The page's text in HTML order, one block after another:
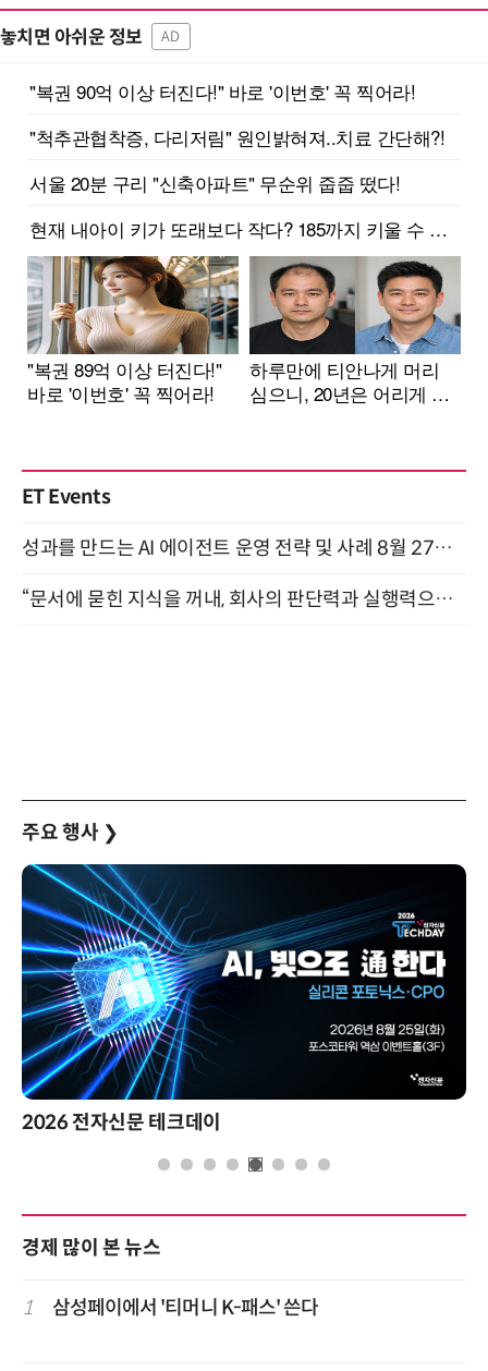
놓치면 아쉬운 정보 AD
ET Events
성과를 만드는 AI 에이전트 운영 전략 및 사례 8월 27일 개최
“문서에 묻힌 지식을 꺼내, 회사의 판단력과 실행력으로 바꾸다” (8/20)
주요 행사 ❯
2026 전자신문 테크데이
경제 많이 본 뉴스
1 삼성페이에서 '티머니 K-패스' 쓴다